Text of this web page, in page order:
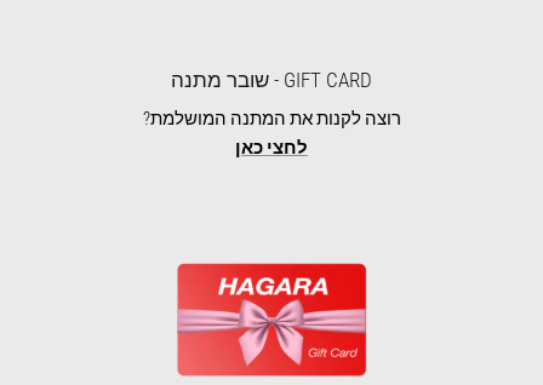
GIFT CARD - שובר מתנה
רוצה לקנות את המתנה המושלמת?
לחצי כאן